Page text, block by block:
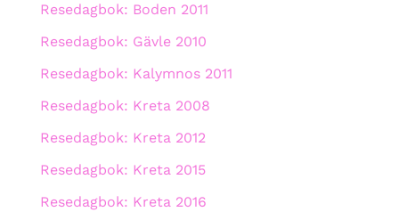
Resedagbok: Boden 2011
Resedagbok: Gävle 2010
Resedagbok: Kalymnos 2011
Resedagbok: Kreta 2008
Resedagbok: Kreta 2012
Resedagbok: Kreta 2015
Resedagbok: Kreta 2016